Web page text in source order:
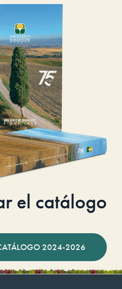
el catálogo
2024-2026